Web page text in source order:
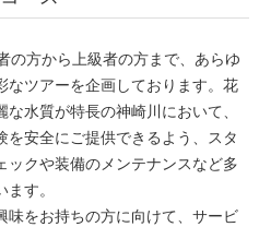
の方から上級者の方まで、あらゆ
なツアーを企画しております。花
水質が特長の神崎川において、
を安全にご提供できるよう、スタ
ックや装備のメンテナンスなど多
す。
味をお持ちの方に向けて、サービ